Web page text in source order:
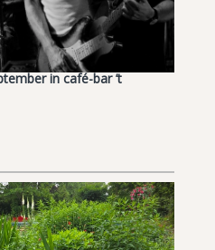
in café-bar ’t